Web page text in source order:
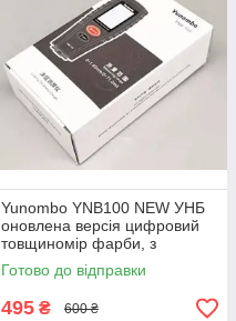
Yunombo YNB100 NEW УНБ
оновлена версія цифровий
товщиномір фарби, з
підсвічуванням, не вимагає
калібрування
Готово до відправки
495 ₴ 600 ₴